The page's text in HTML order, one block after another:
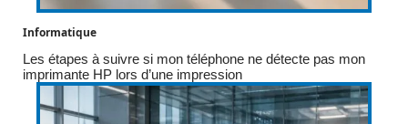
Informatique
Les étapes à suivre si mon téléphone ne détecte pas mon
imprimante HP lors d’une impression